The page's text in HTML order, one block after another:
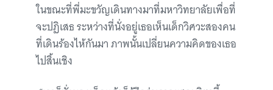
ในขณะที่พี่มะขวัญเดินทางมาที่มหาวิทยาลัยเพื่อที่
จะปฏิเสธ ระหว่างที่นั่งอยู่เธอเห็นเด็กวิศวะสองคน
ที่เดินร้องไห้กันมา ภาพนั้นเปลี่ยนความคิดของเธอ
ไปสิ้นเชิง